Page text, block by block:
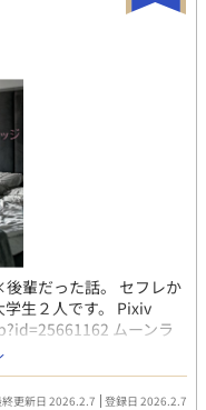
輩だった話。 セフレか
生２人です。 Pixiv
ムーンラ
n7816ky/
ハーメルン
更新日 2026.2.7 登録日 2026.2.7